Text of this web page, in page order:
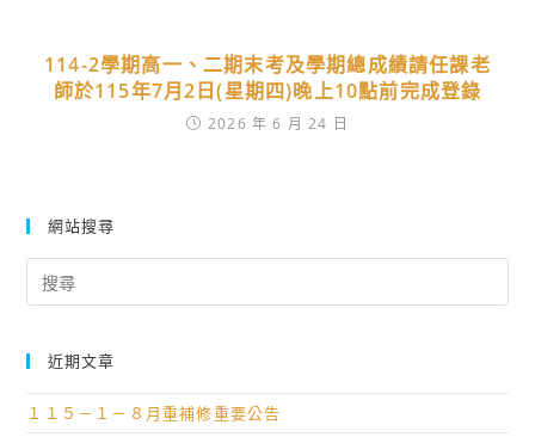
114-2學期高一、二期末考及學期總成績請任課老
師於115年7月2日(星期四)晚上10點前完成登錄
2026 年 6 月 24 日
網站搜尋
for:
近期文章
１１５－１－８月重補修重要公告